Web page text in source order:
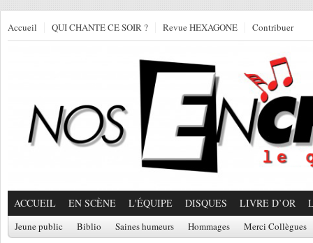
Accueil QUI CHANTE CE SOIR ? Revue HEXAGONE Contribuer
ACCUEIL EN SCÈNE L'ÉQUIPE DISQUES LIVRE D’OR
Jeune public Biblio Saines humeurs Hommages Merci Collègues